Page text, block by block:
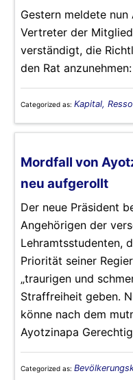
Gestern meldete
Vertreter der
verständigt, die
den Rat anzunehmen:
Categorized as: Kapital,
Mordfall von
neu aufgerollt
Der neue Präsident
Angehörigen der
Lehramtsstudenten,
Priorität seiner
„traurigen und
Straffreiheit geben.
könne nach dem
Ayotzinapa
Categorized as: